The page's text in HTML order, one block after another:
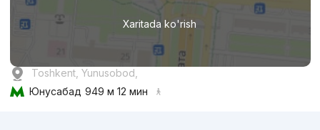
Xaritada ko'rish
Toshkent, Yunusobod,
Юнусабад 949 м 12 мин